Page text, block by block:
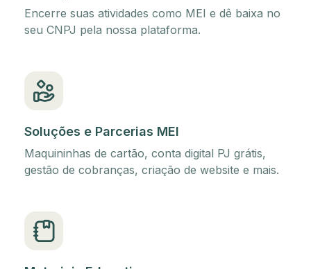
Encerre suas atividades como MEI e dê baixa no
seu CNPJ pela nossa plataforma.
Soluções e Parcerias MEI
Maquininhas de cartão, conta digital PJ grátis,
gestão de cobranças, criação de website e mais.